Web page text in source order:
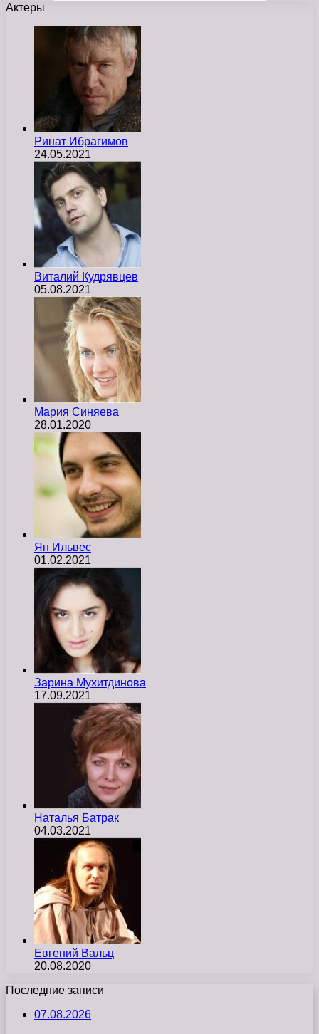
Актеры
Ринат Ибрагимов
24.05.2021
Виталий Кудрявцев
05.08.2021
Мария Синяева
28.01.2020
Ян Ильвес
01.02.2021
Зарина Мухитдинова
17.09.2021
Наталья Батрак
04.03.2021
Евгений Вальц
20.08.2020
Последние записи
07.08.2026